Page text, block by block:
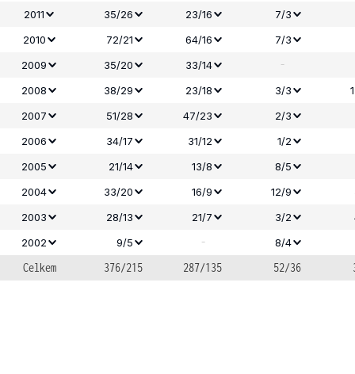
2011
35/26 23/16 7/3
2010
72/21 64/16
7/3
2009
35/20 33/14 -
2008
38/29 23/18 3/3
2007
51/28 47/23 2/3
2006
34/17 31/12 1/2
2005
21/14 13/8
8/5
2004
33/20 16/9 12/9
2003
28/13 21/7 3/2
2002
9/5 - 8/4
Celkem 376/215 287/135 52/36